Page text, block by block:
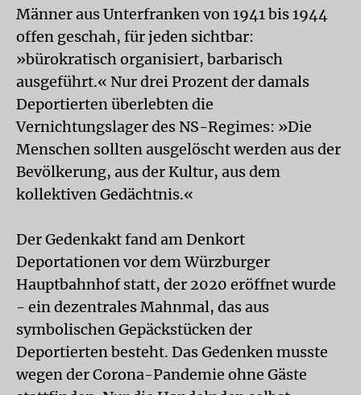
Männer aus Unterfranken von 1941 bis 1944
offen geschah, für jeden sichtbar:
»bürokratisch organisiert, barbarisch
ausgeführt.« Nur drei Prozent der damals
Deportierten überlebten die
Vernichtungslager des NS-Regimes: »Die
Menschen sollten ausgelöscht werden aus der
Bevölkerung, aus der Kultur, aus dem
kollektiven Gedächtnis.«
Der Gedenkakt fand am Denkort
Deportationen vor dem Würzburger
Hauptbahnhof statt, der 2020 eröffnet wurde
- ein dezentrales Mahnmal, das aus
symbolischen Gepäckstücken der
Deportierten besteht. Das Gedenken musste
wegen der Corona-Pandemie ohne Gäste